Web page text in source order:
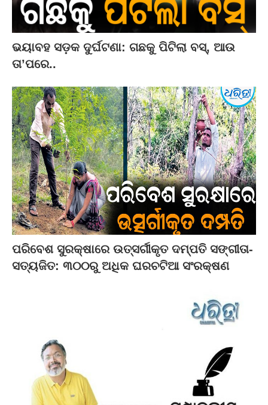
ଭୟାବହ ସଡ଼କ ଦୁର୍ଘଟଣା: ଗଛକୁ ପିଟିଲା ବସ୍‌, ଆଉ
ତା’ପରେ..
ପରିବେଶ ସୁରକ୍ଷାରେ ଉତ୍ସର୍ଗୀକୃତ ଦମ୍ପତି ସଙ୍ଗୀତା-
ସତ୍ୟଜିତ: ୩୦୦ରୁ ଅଧିକ ଘରଚଟିଆ ସଂରକ୍ଷଣ